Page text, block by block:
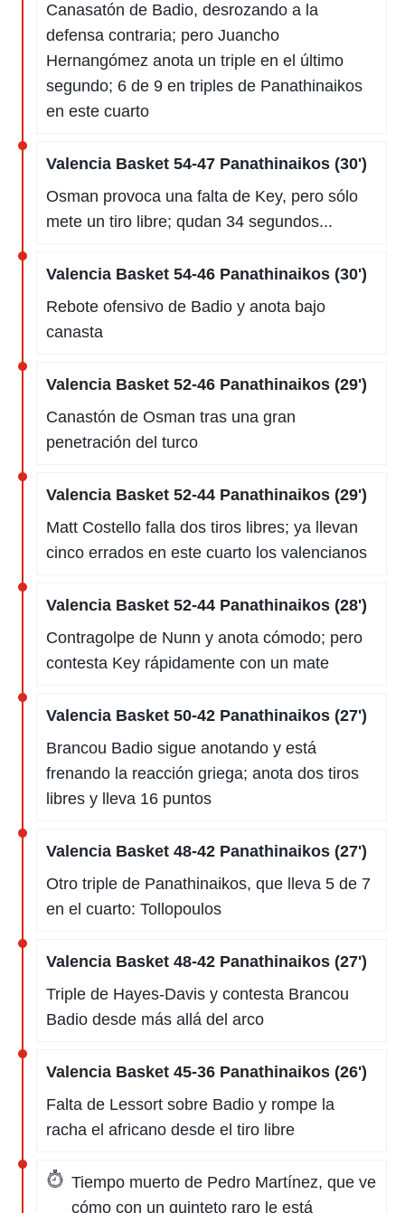
Canasatón de Badio, desrozando a la
defensa contraria; pero Juancho
Hernangómez anota un triple en el último
segundo; 6 de 9 en triples de Panathinaikos
en este cuarto
Valencia Basket 54-47 Panathinaikos (30')
Osman provoca una falta de Key, pero sólo
mete un tiro libre; qudan 34 segundos...
Valencia Basket 54-46 Panathinaikos (30')
Rebote ofensivo de Badio y anota bajo
canasta
Valencia Basket 52-46 Panathinaikos (29')
Canastón de Osman tras una gran
penetración del turco
Valencia Basket 52-44 Panathinaikos (29')
Matt Costello falla dos tiros libres; ya llevan
cinco errados en este cuarto los valencianos
Valencia Basket 52-44 Panathinaikos (28')
Contragolpe de Nunn y anota cómodo; pero
contesta Key rápidamente con un mate
Valencia Basket 50-42 Panathinaikos (27')
Brancou Badio sigue anotando y está
frenando la reacción griega; anota dos tiros
libres y lleva 16 puntos
Valencia Basket 48-42 Panathinaikos (27')
Otro triple de Panathinaikos, que lleva 5 de 7
en el cuarto: Tollopoulos
Valencia Basket 48-42 Panathinaikos (27')
Triple de Hayes-Davis y contesta Brancou
Badio desde más allá del arco
Valencia Basket 45-36 Panathinaikos (26')
Falta de Lessort sobre Badio y rompe la
racha el africano desde el tiro libre
Tiempo muerto de Pedro Martínez, que ve
cómo con un quinteto raro le está